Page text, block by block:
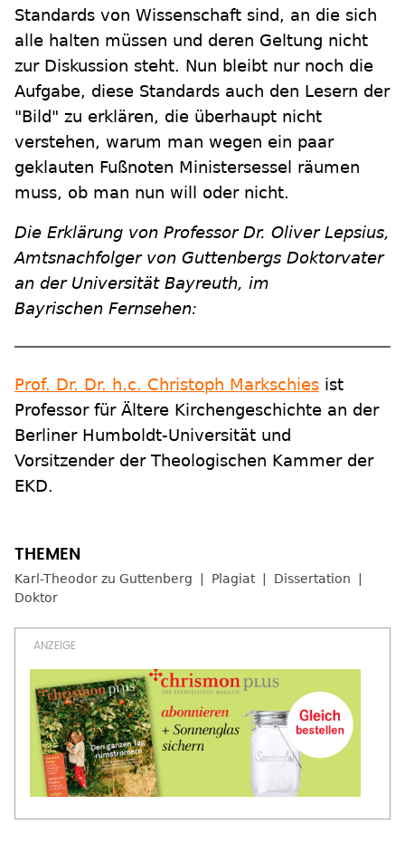
Standards von Wissenschaft sind, an die sich
alle halten müssen und deren Geltung nicht
zur Diskussion steht. Nun bleibt nur noch die
Aufgabe, diese Standards auch den Lesern der
"Bild" zu erklären, die überhaupt nicht
verstehen, warum man wegen ein paar
geklauten Fußnoten Ministersessel räumen
muss, ob man nun will oder nicht.
Die Erklärung von Professor Dr. Oliver Lepsius,
Amtsnachfolger von Guttenbergs Doktorvater
an der Universität Bayreuth, im
Bayrischen Fernsehen:
Prof. Dr. Dr. h.c. Christoph Markschies ist
Professor für Ältere Kirchengeschichte an der
Berliner Humboldt-Universität und
Vorsitzender der Theologischen Kammer der
EKD.
Karl-Theodor zu Guttenberg Plagiat
Dissertation
Doktor